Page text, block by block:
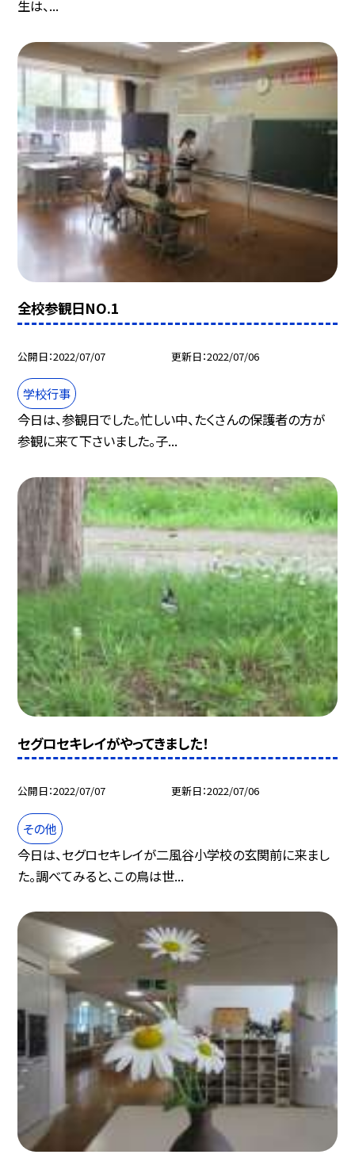
生は、...
全校参観日NO.1
公開日 2022/07/07 更新日 2022/07/06
学校行事
今日は、参観日でした。忙しい中、たくさんの保護者の方が
参観に来て下さいました。子...
セグロセキレイがやってきました！
公開日 2022/07/07 更新日 2022/07/06
その他
今日は、セグロセキレイが二風谷小学校の玄関前に来まし
た。調べてみると、この鳥は世...